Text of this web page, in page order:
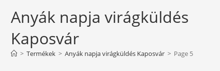
Anyák napja virágküldés
Kaposvár
> Termékek > Anyák napja virágküldés Kaposvár > Page 5